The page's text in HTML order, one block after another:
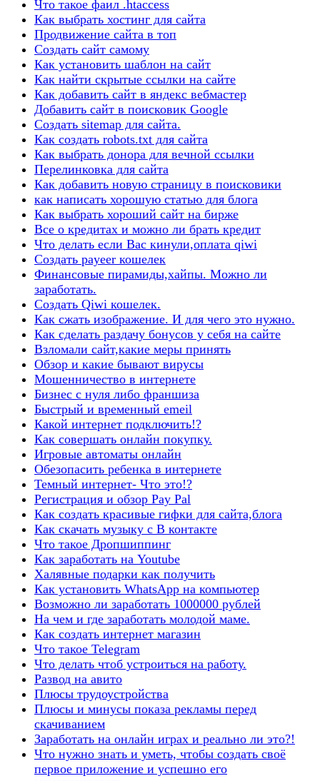
Что такое фаил .htaccess
Как выбрать хостинг для сайта
Продвижение сайта в топ
Создать сайт самому
Как установить шаблон на сайт
Как найти скрытые ссылки на сайте
Как добавить сайт в яндекс вебмастер
Добавить сайт в поисковик Google
Создать sitemap для сайта.
Как создать robots.txt для сайта
Как выбрать донора для вечной ссылки
Перелинковка для сайта
Как добавить новую страницу в поисковики
как написать хорошую статью для блога
Как выбрать хороший сайт на бирже
Все о кредитах и можно ли брать кредит
Что делать если Вас кинули,оплата qiwi
Создать payeer кошелек
Финансовые пирамиды,хайпы. Можно ли
заработать.
Создать Qiwi кошелек.
Как сжать изображение. И для чего это нужно.
Как сделать раздачу бонусов у себя на сайте
Взломали сайт,какие меры принять
Обзор и какие бывают вирусы
Мошенничество в интернете
Бизнес с нуля либо франшиза
Быстрый и временный еmeil
Какой интернет подключить!?
Как совершать онлайн покупку.
Игровые автоматы онлайн
Обезопасить ребенка в интернете
Темный интернет- Что это!?
Регистрация и обзор Pay Pal
Как создать красивые гифки для сайта,блога
Как скачать музыку с В контакте
Что такое Дропшиппинг
Как заработать на Youtube
Халявные подарки как получить
Как установить WhatsApp на компьютер
Возможно ли заработать 1000000 рублей
На чем и где заработать молодой маме.
Как создать интернет магазин
Что такое Telegram
Что делать чтоб устроиться на работу.
Развод на авито
Плюсы трудоустройства
Плюсы и минусы показа рекламы перед
скачиванием
Заработать на онлайн играх и реально ли это?!
Что нужно знать и уметь, чтобы создать своё
первое приложение и успешно его